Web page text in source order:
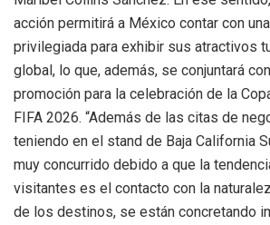
acción permitirá a México contar con
privilegiada para exhibir sus atractivos
global, lo que, además, se conjuntará
promoción para la celebración de la
FIFA 2026. “Además de las citas de
teniendo en el stand de Baja California
muy concurrido debido a que la
visitantes es el contacto con la
de los destinos, se están concretando